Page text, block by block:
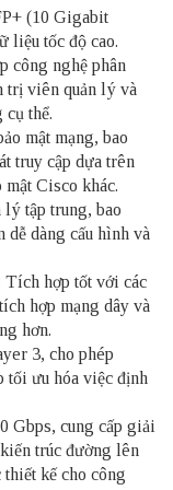
(10 Gigabit
liệu tốc độ cao.
công nghệ phân
trị viên quản lý và
thể.
mật mạng, bao
truy cập dựa trên
Cisco khác.
lý tập trung, bao
dàng cấu hình và
hợp tốt với các
hợp mạng dây và
hơn.
3, cho phép
tối ưu hóa việc định
Gbps, cung cấp giải
trúc đường lên
kế cho công